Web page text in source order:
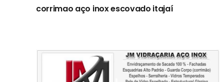
corrimao aço inox escovado itajaí